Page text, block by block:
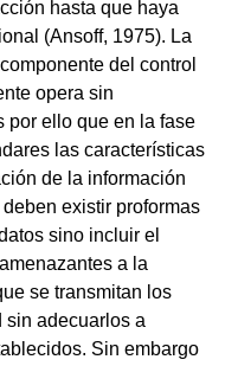
hasta que haya
(Ansoff, 1975). La
del control
opera sin
por ello que en la fase
las características
de la información
existir proformas
sino incluir el
a la
se transmitan los
sin adecuarlos a
Sin embargo